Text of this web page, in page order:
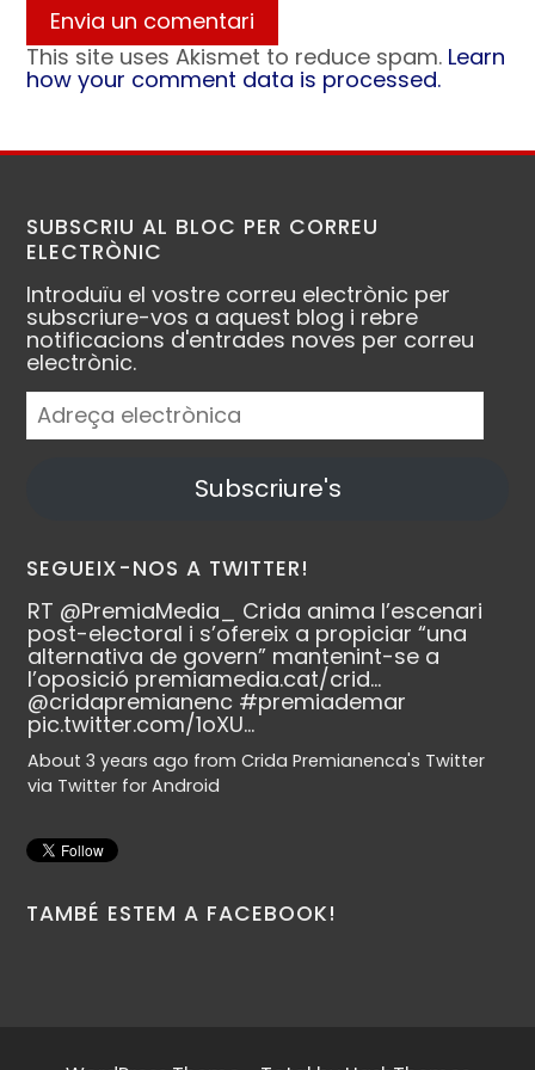
This site uses Akismet to reduce spam. Learn
how your comment data is processed.
SUBSCRIU AL BLOC PER CORREU
ELECTRÒNIC
Introduïu el vostre correu electrònic per
subscriure-vos a aquest blog i rebre
notificacions d'entrades noves per correu
electrònic.
Adreça
electrònica
Subscriure's
SEGUEIX-NOS A TWITTER!
RT @PremiaMedia_ Crida anima l’escenari
post-electoral i s’ofereix a propiciar “una
alternativa de govern” mantenint-se a
l’oposició premiamedia.cat/crid…
@cridapremianenc #premiademar
pic.twitter.com/1oXU…
About 3 years ago from Crida Premianenca's Twitter
via Twitter for Android
TAMBÉ ESTEM A FACEBOOK!